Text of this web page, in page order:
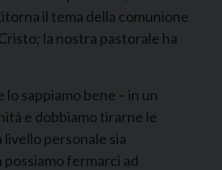
il tema della comunione
la nostra pastorale ha
lo sappiamo bene – in un
e dobbiamo tirarne le
livello personale sia
fermarci ad